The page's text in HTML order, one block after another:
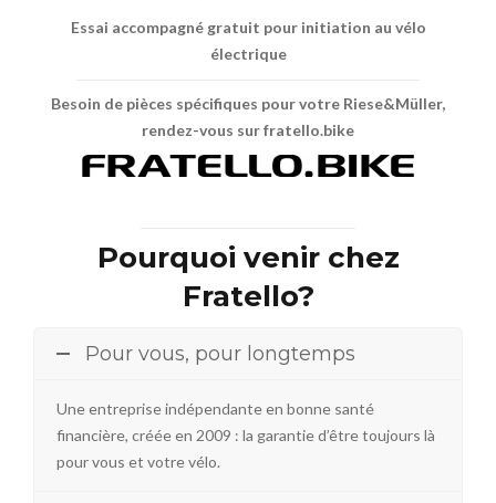
Essai accompagné gratuit pour initiation au vélo
électrique
Besoin de pièces spécifiques pour votre Riese&Müller,
rendez-vous surfratello.bike
Pourquoi venir chez
Fratello?
Pour vous, pour longtemps
Une entreprise indépendante en bonne santé
financière, créée en 2009 : la garantie d’être toujours là
pour vous et votre vélo.